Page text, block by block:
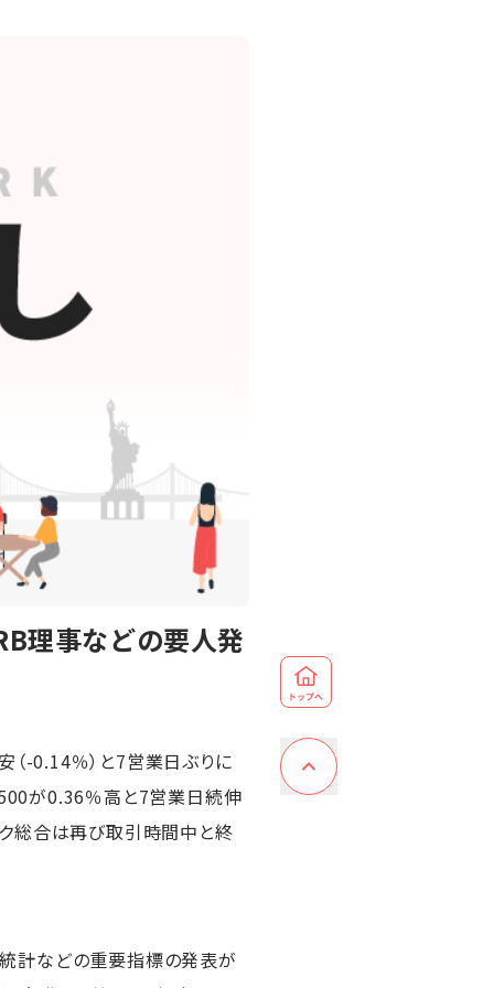
理事などの要人発
-0.14％）と7営業日ぶりに
が0.36％高と7営業日続伸
総合は再び取引時間中と終
計などの重要指標の発表が